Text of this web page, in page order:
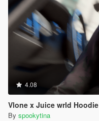
4.08
Vlone x Juice wrld Hoodie
By spookytina